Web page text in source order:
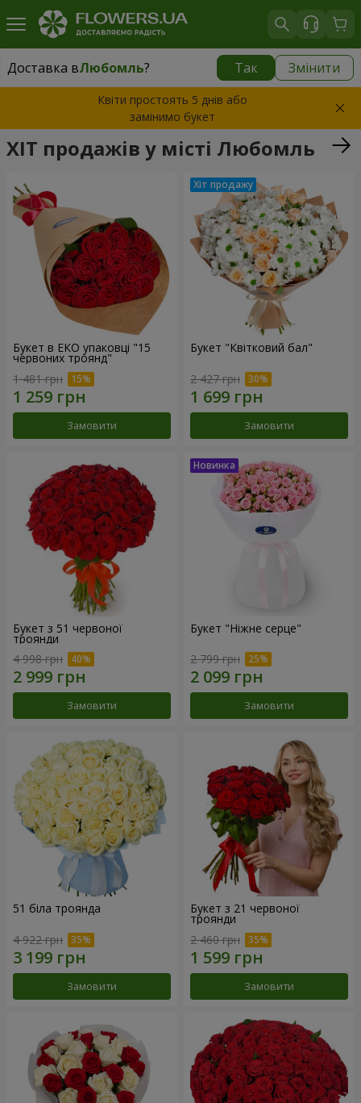
Доставка вЛюбомль? Так Змінити
Доставка вЛюбомль|
Квіти простоять 5 днів або
замінимо букет
ХІТ продажів у місті Любомль
Букет в ЕКО упаковці "15
червоних троянд"
1 481 грн
Замовити
Букет "Квітковий бал"
2 427 грн
Замовити
Букет з 51 червоної
троянди
4 998 грн
Замовити
Букет "Ніжне серце"
2 799 грн
Замовити
51 біла троянда
4 922 грн
Замовити
Букет з 21 червоної
троянди
2 460 грн
Замовити